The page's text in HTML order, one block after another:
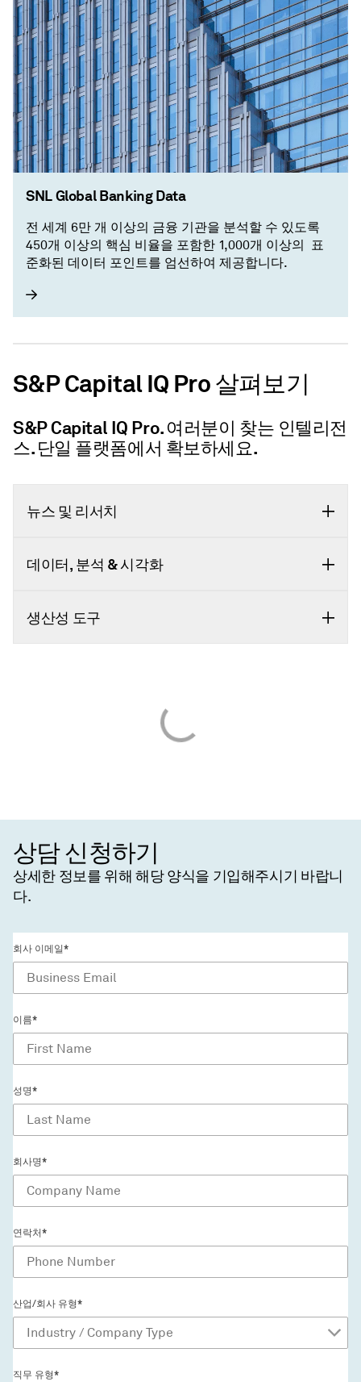
SNL Global Banking Data
전 세계 6만 개 이상의 금융 기관을 분석할 수 있도록
450개 이상의 핵심 비율을 포함한 1,000개 이상의 ​ 표
준화된 데이터 포인트를 엄선하여 제공합니다.
S&P Capital IQ Pro 살펴보기​
S&P Capital IQ Pro. 여러분이 찾는 인텔리전
스. 단일 플랫폼에서 확보하세요.​
뉴스 및 리서치​
데이터, 분석 & 시각화​
생산성 도구​
상담 신청하기
상세한 정보를 위해 해당 양식을 기입해주시기 바랍니
다.
회사 이메일*
이름*
성명*
회사명*
연락처*
산업/회사 유형*
직무 유형*